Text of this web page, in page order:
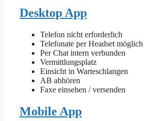
Desktop App
Telefon nicht erforderlich
Telefonate per Headset möglich
Per Chat intern verbunden
Vermittlungsplatz
Einsicht in Warteschlangen
AB abhören
Faxe einsehen / versenden
Mobile App